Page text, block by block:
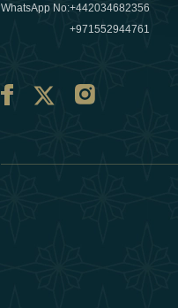
WhatsApp No:+442034682356
+971552944761